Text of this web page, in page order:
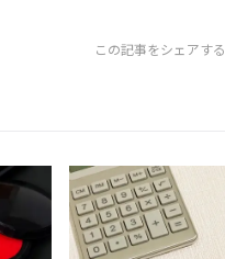
この記事をシェアする